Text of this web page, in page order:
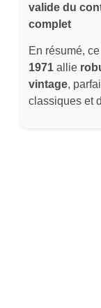
valide du
complet
En résumé, ce
1971 allie
vintage,
classiques et